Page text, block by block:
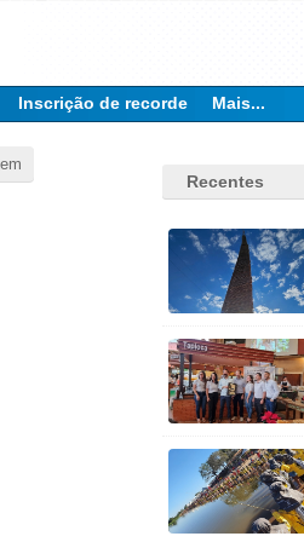
Inscrição de recorde Mais...
Recentes